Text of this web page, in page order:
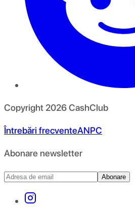
Copyright 2026CashClub
Întrebări frecventeANPC
Abonare newsletter
Abonare